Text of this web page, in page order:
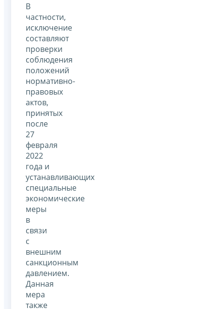
В
частности,
исключение
составляют
проверки
соблюдения
положений
нормативно-
правовых
актов,
принятых
после
27
февраля
2022
года и
устанавливающих
специальные
экономические
меры
в
связи
с
внешним
санкционным
давлением.
Данная
мера
также